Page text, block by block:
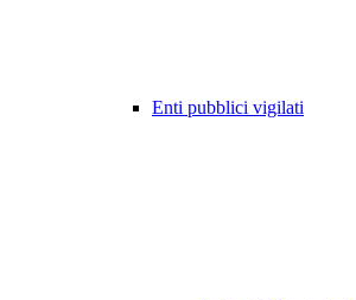
Enti pubblici vigilati